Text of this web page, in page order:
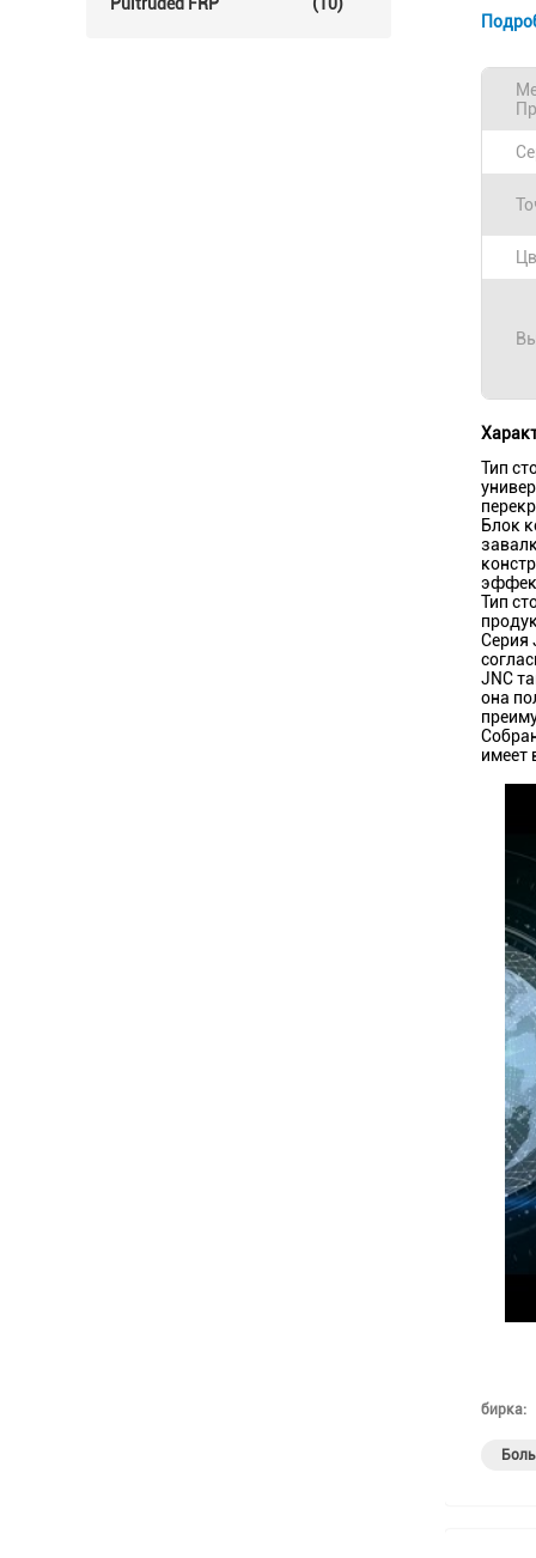
Тип
Блок
Тип
Серия
JNC
она
имеет
бирка: